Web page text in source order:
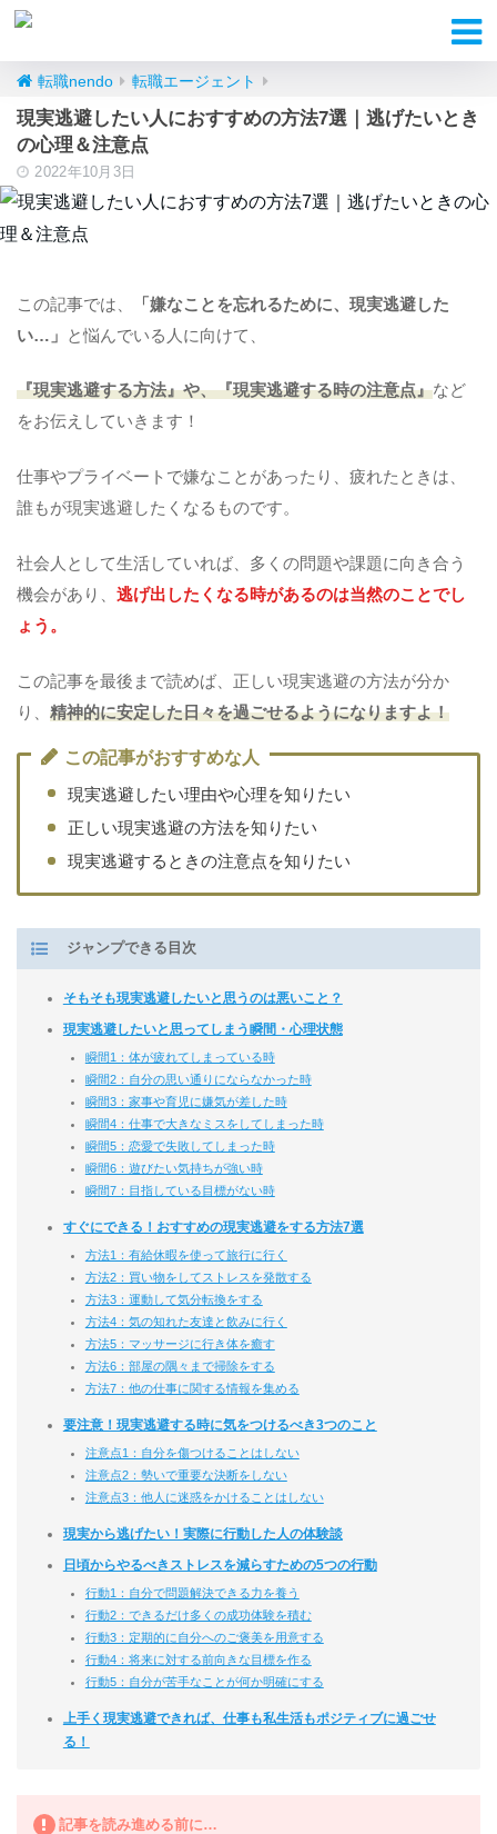
転職nendo 転職エージェント
現実逃避したい人におすすめの方法7選｜逃げたいとき
の心理＆注意点
2022年10月3日
この記事では、
「嫌なことを忘れるために、現実逃避した
い…」
と悩んでいる人に向けて、
『現実逃避する方法』や、『現実逃避する時の注意点』など
をお伝えしていきます！
仕事やプライベートで嫌なことがあったり、疲れたときは、
誰もが現実逃避したくなるものです。
社会人として生活していれば、多くの問題や課題に向き合う
機会があり、 逃げ出したくなる時があるのは当然のことでし
ょう。
この記事を最後まで読めば、正しい現実逃避の方法が分か
り、 精神的に安定した日々を過ごせるようになりますよ！
この記事がおすすめな人
現実逃避したい理由や心理を知りたい
正しい現実逃避の方法を知りたい
現実逃避するときの注意点を知りたい
ジャンプできる目次
そもそも現実逃避したいと思うのは悪いこと？
現実逃避したいと思ってしまう瞬間・心理状態
瞬間1：体が疲れてしまっている時
瞬間2：自分の思い通りにならなかった時
瞬間3：家事や育児に嫌気が差した時
瞬間4：仕事で大きなミスをしてしまった時
瞬間5：恋愛で失敗してしまった時
瞬間6：遊びたい気持ちが強い時
瞬間7：目指している目標がない時
すぐにできる！おすすめの現実逃避をする方法7選
方法1：有給休暇を使って旅行に行く
方法2：買い物をしてストレスを発散する
方法3：運動して気分転換をする
方法4：気の知れた友達と飲みに行く
方法5：マッサージに行き体を癒す
方法6：部屋の隅々まで掃除をする
方法7：他の仕事に関する情報を集める
要注意！現実逃避する時に気をつけるべき3つのこと
注意点1：自分を傷つけることはしない
注意点2：勢いで重要な決断をしない
注意点3：他人に迷惑をかけることはしない
現実から逃げたい！実際に行動した人の体験談
日頃からやるべきストレスを減らすための5つの行動
行動1：自分で問題解決できる力を養う
行動2：できるだけ多くの成功体験を積む
行動3：定期的に自分へのご褒美を用意する
行動4：将来に対する前向きな目標を作る
行動5：自分が苦手なことが何か明確にする
上手く現実逃避できれば、仕事も私生活もポジティブに過ごせ
る！
記事を読み進める前に…